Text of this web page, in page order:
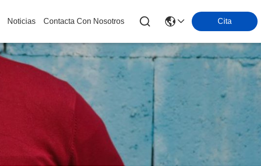
Noticias Contacta Con Nosotros Cita